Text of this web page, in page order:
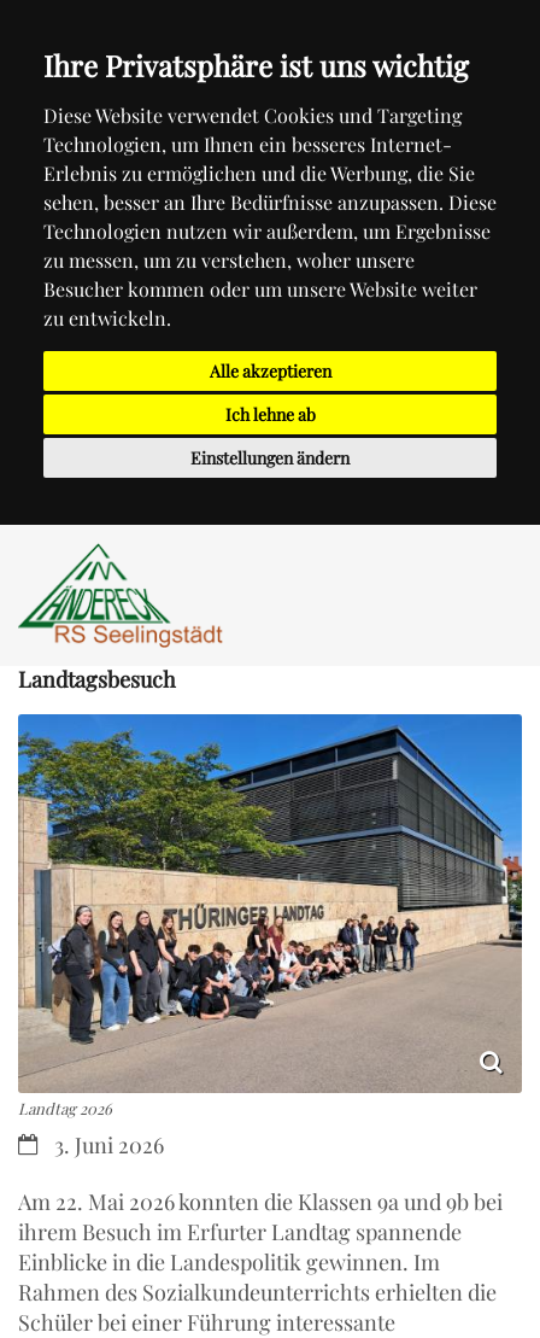
Ihre Privatsphäre ist uns wichtig
Diese Website verwendet Cookies und Targeting
Technologien, um Ihnen ein besseres Internet-
Erlebnis zu ermöglichen und die Werbung, die Sie
sehen, besser an Ihre Bedürfnisse anzupassen. Diese
Technologien nutzen wir außerdem, um Ergebnisse
zu messen, um zu verstehen, woher unsere
Besucher kommen oder um unsere Website weiter
zu entwickeln.
Alle akzeptieren
Ich lehne ab
Einstellungen ändern
Landtagsbesuch
Landtag 2026
3. Juni 2026
Am 22. Mai 2026 konnten die Klassen 9a und 9b bei
ihrem Besuch im Erfurter Landtag spannende
Einblicke in die Landespolitik gewinnen. Im
Rahmen des Sozialkundeunterrichts erhielten die
Schüler bei einer Führung interessante